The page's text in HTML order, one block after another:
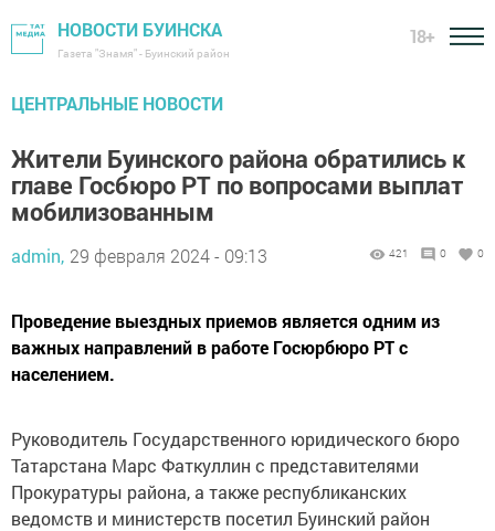
НОВОСТИ БУИНСКА
Газета "Знамя" - Буинский район
18+
ЦЕНТРАЛЬНЫЕ НОВОСТИ
Жители Буинского района обратились к
главе Госбюро РТ по вопросами выплат
мобилизованным
admin, 29 февраля 2024 - 09:13 421 0 0
Проведение выездных приемов является одним из
важных направлений в работе Госюрбюро РТ с
населением.
Руководитель Государственного юридического бюро
Татарстана Марс Фаткуллин с представителями
Прокуратуры района, а также республиканских
ведомств и министерств посетил Буинский район